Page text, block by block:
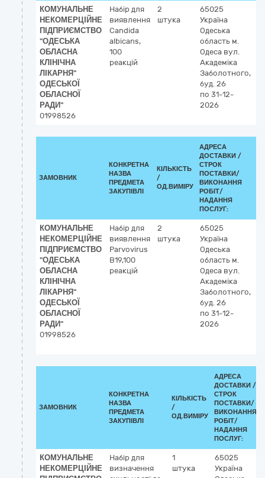
КОМУНАЛЬНЕ
НЕКОМЕРЦІЙНЕ
ПІДПРИЄМСТВО
"ОДЕСЬКА
ОБЛАСНА
КЛІНІЧНА
ЛІКАРНЯ"
ОДЕСЬКОЇ
ОБЛАСНОЇ
РАДИ"
01998526
Набір для
виявлення
Candida
albicans,
100
реакцій
2
штука
65025
Україна
Одеська
область м.
Одеса вул.
Академіка
Заболотного,
буд. 26
по 31-12-
2026
ЗАМОВНИК
КОНКРЕТНА
НАЗВА
ПРЕДМЕТА
ЗАКУПІВЛІ
КІЛЬКІСТЬ
/
ОД.ВИМІРУ
АДРЕСА
ДОСТАВКИ /
СТРОК
ПОСТАВКИ/
ВИКОНАННЯ
РОБІТ/
НАДАННЯ
ПОСЛУГ:
КОМУНАЛЬНЕ
НЕКОМЕРЦІЙНЕ
ПІДПРИЄМСТВО
"ОДЕСЬКА
ОБЛАСНА
КЛІНІЧНА
ЛІКАРНЯ"
ОДЕСЬКОЇ
ОБЛАСНОЇ
РАДИ"
01998526
Набір для
виявлення
Parvovirus
B19,100
реакцій
2
штука
65025
Україна
Одеська
область м.
Одеса вул.
Академіка
Заболотного,
буд. 26
по 31-12-
2026
ЗАМОВНИК
КОНКРЕТНА
НАЗВА
ПРЕДМЕТА
ЗАКУПІВЛІ
КІЛЬКІСТЬ
/
ОД.ВИМІРУ
АДРЕСА
ДОСТАВКИ /
СТРОК
ПОСТАВКИ/
ВИКОНАННЯ
РОБІТ/
НАДАННЯ
ПОСЛУГ:
КОМУНАЛЬНЕ
НЕКОМЕРЦІЙНЕ
Набір для
визначення
1
штука
65025
Україна